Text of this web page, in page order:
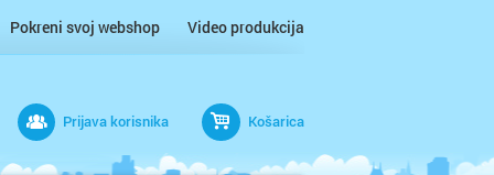
Pokreni svoj webshop Video produkcija
Prijava korisnika Košarica